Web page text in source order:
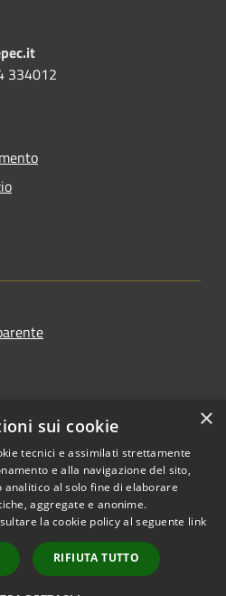
334012
Copyright © 2026 • Comune di
Ciminà • Powered by
Municipium•
Accesso
redazione
×
sui cookie
tecnici e assimilati strettamente
e alla navigazione del sito,
analitico al solo fine di elaborare
aggregate e anonime.
la cookie policy al seguente link
RIFIUTA TUTTO